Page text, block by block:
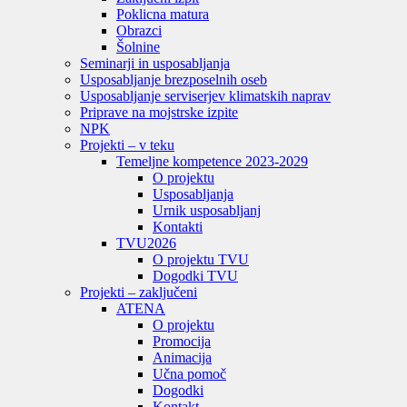
Poklicna matura
Obrazci
Šolnine
Seminarji in usposabljanja
Usposabljanje brezposelnih oseb
Usposabljanje serviserjev klimatskih naprav
Priprave na mojstrske izpite
NPK
Projekti – v teku
Temeljne kompetence 2023-2029
O projektu
Usposabljanja
Urnik usposabljanj
Kontakti
TVU2026
O projektu TVU
Dogodki TVU
Projekti – zaključeni
ATENA
O projektu
Promocija
Animacija
Učna pomoč
Dogodki